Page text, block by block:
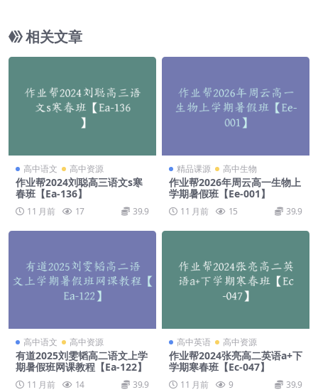
相关文章
高中语文 高中资源
作业帮2024刘聪高三语文s寒
春班【Ea-136】
11 月前 17 39.9
精品课源 高中生物
作业帮2026年周云高一生物上
学期暑假班【Ee-001】
11 月前 15 39.9
高中语文 高中资源
有道2025刘雯韬高二语文上学
期暑假班网课教程【Ea-122】
11 月前 14 39.9
高中英语 高中资源
作业帮2024张亮高二英语a+下
学期寒春班【Ec-047】
11 月前 9 39.9